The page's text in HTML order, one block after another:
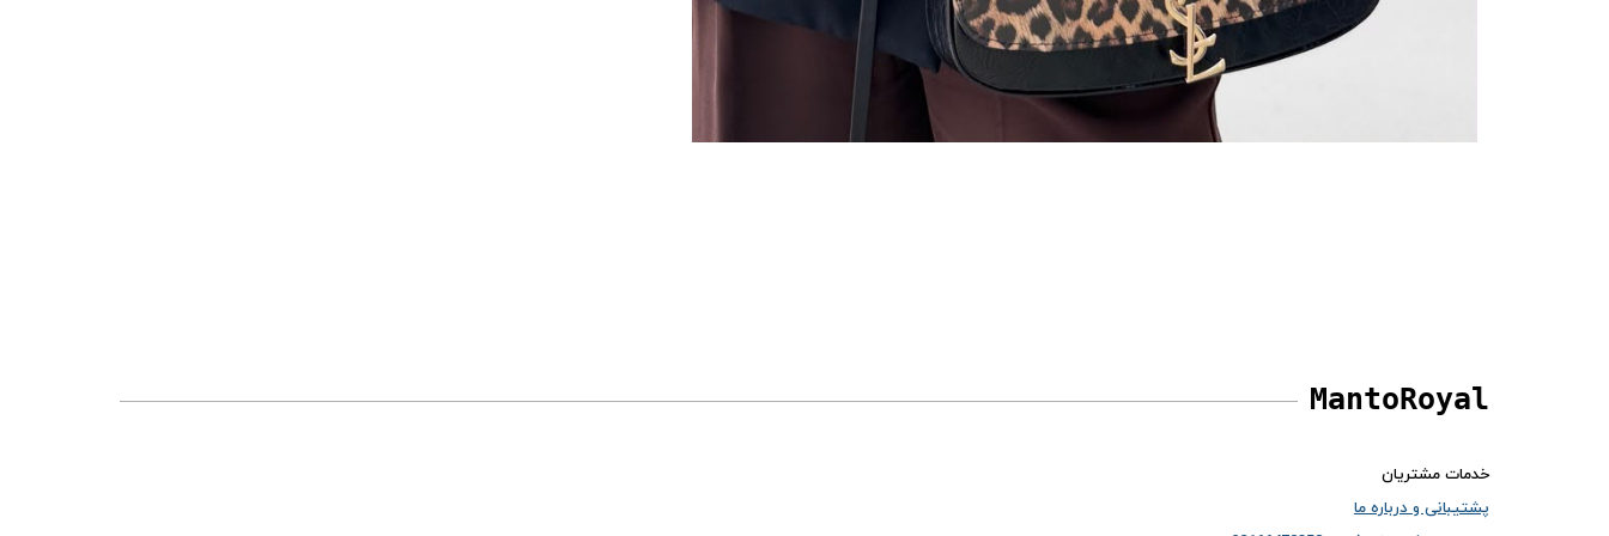
MantoRoyal
خدمات مشتریان
پشتیبانی و درباره ما